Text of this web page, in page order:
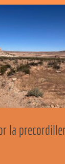
la